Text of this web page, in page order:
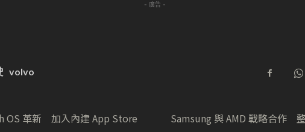
- 廣告 -
volvo
OS 革新 加入內建 App Store
Samsung 與 AMD 戰略合作